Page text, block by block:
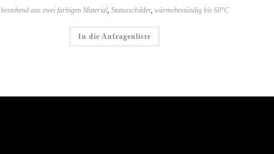
bestehend aus zwei farbigen Material, Statusschilder, wärmebeständig bis 60°C
In die Anfragenliste